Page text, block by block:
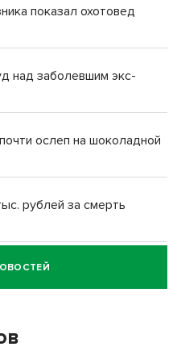
показал охотовед
над заболевшим экс-
ослеп на шоколадной
рублей за смерть
за смерть